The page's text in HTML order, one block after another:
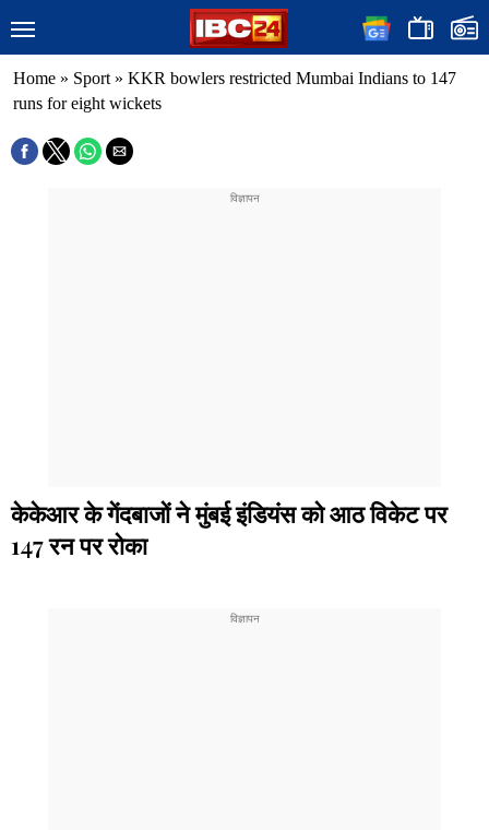
Home » Sport » KKR bowlers restricted Mumbai Indians to 147
runs for eight wickets
केकेआर के गेंदबाजों ने मुंबई इंडियंस को आठ विकेट पर
147 रन पर रोका